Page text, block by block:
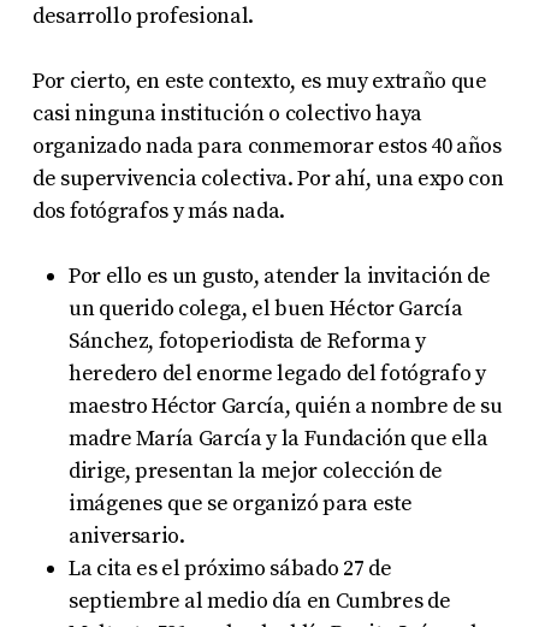
desarrollo profesional.
Por cierto, en este contexto, es muy extraño que
casi ninguna institución o colectivo haya
organizado nada para conmemorar estos 40 años
de supervivencia colectiva. Por ahí, una expo con
dos fotógrafos y más nada.
Por ello es un gusto, atender la invitación de
un querido colega, el buen Héctor García
Sánchez, fotoperiodista de Reforma y
heredero del enorme legado del fotógrafo y
maestro Héctor García, quién a nombre de su
madre María García y la Fundación que ella
dirige, presentan la mejor colección de
imágenes que se organizó para este
aniversario.
La cita es el próximo sábado 27 de
septiembre al medio día en Cumbres de